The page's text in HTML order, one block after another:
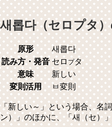
새롭다（セロプタ
原形
새롭다
読み方・発音 セロプタ
意味
新しい
変則活用
ㅂ変則
「新しい～」という場合、名
ン）」のほかに、「새（セ）